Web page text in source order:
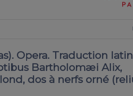
Opera. Traduction
Bartholomæi Alix,
dos à nerfs orné